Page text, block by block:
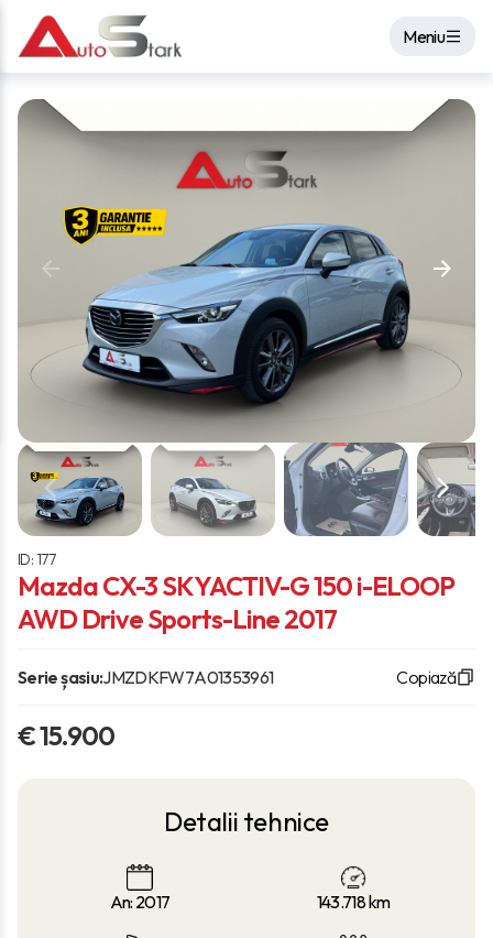
Meniu
ID: 177
Mazda CX-3 SKYACTIV-G 150 i-ELOOP
AWD Drive Sports-Line 2017
Serie șasiu:JMZDKFW7A01353961 Copiază
€ 15.900
Detalii tehnice
An: 2017 143.718km